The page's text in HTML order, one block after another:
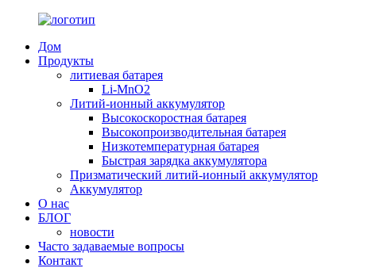
Дом
Продукты
литиевая батарея
Li-MnO2
Литий-ионный аккумулятор
Высокоскоростная батарея
Высокопроизводительная батарея
Низкотемпературная батарея
Быстрая зарядка аккумулятора
Призматический литий-ионный аккумулятор
Аккумулятор
О нас
БЛОГ
новости
Часто задаваемые вопросы
Контакт